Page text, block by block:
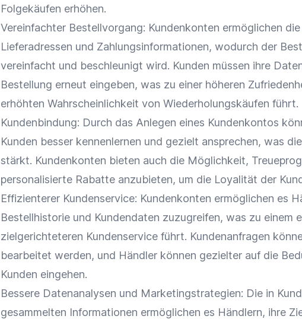
Folgekäufen erhöhen.
Vereinfachter Bestellvorgang: Kundenkonten ermöglichen
Lieferadressen und Zahlungsinformationen, wodurch der
vereinfacht und beschleunigt wird. Kunden müssen ihre
Bestellung erneut eingeben, was zu einer höheren
erhöhten Wahrscheinlichkeit von Wiederholungskäufen führt.
Kundenbindung: Durch das Anlegen eines Kundenkontos
Kunden besser kennenlernen und gezielt ansprechen, was die
stärkt. Kundenkonten bieten auch die Möglichkeit,
personalisierte Rabatte anzubieten, um die Loyalität der
Effizienterer Kundenservice: Kundenkonten ermöglichen es
Bestellhistorie und Kundendaten zuzugreifen, was zu einem
zielgerichteteren Kundenservice führt. Kundenanfragen
bearbeitet werden, und Händler können gezielter auf die
Kunden eingehen.
Bessere Datenanalysen und Marketingstrategien: Die in
gesammelten Informationen ermöglichen es Händlern, ihre